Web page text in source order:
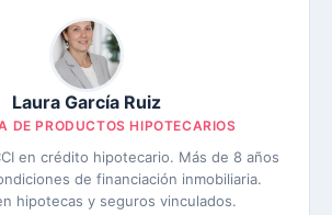
Laura García Ruiz
DE PRODUCTOS HIPOTECARIOS
en crédito hipotecario. Más de 8 años
de financiación inmobiliaria.
hipotecas y seguros vinculados.